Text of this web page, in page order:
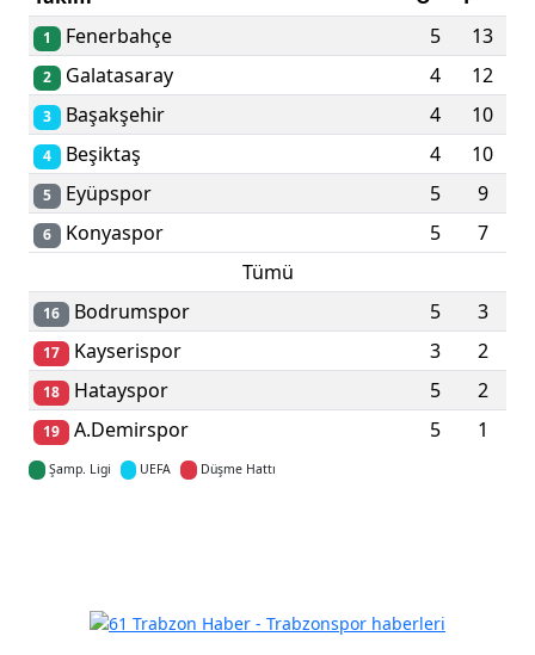
1 Fenerbahçe 5 13
2 Galatasaray 4 12
3 Başakşehir 4 10
4 Beşiktaş 4 10
5 Eyüpspor 5 9
6 Konyaspor 5
7
Tümü
16 Bodrumspor 5 3
17 Kayserispor 3 2
18 Hatayspor 5 2
19 A.Demirspor 5 1
Şamp. Ligi UEFA Düşme Hattı